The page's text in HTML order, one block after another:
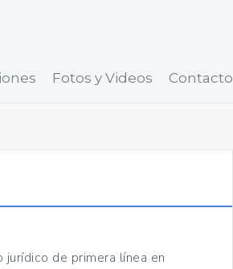
Fotos y Videos Contacto
de primera línea en